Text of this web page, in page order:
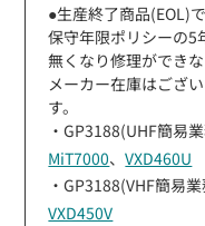
●生産終了商品(EOL)
保守年限ポリシーの5
無くなり修理ができ
メーカー在庫はござ
す。
・GP3188(UHF簡易
MiT7000、VXD460U
・GP3188(VHF簡易
VXD450V